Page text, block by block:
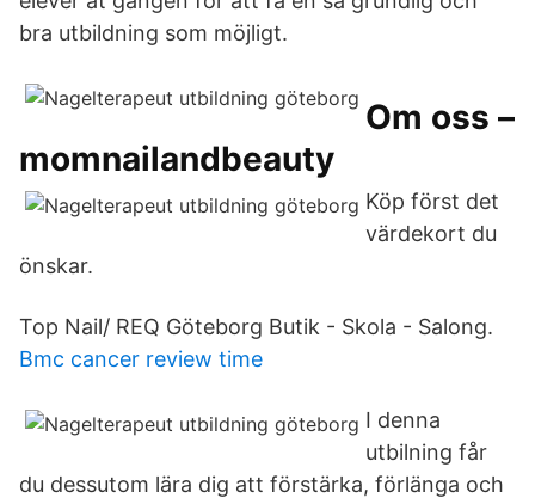
bra utbildning som möjligt.
Om oss –
momnailandbeauty
Köp först det
värdekort du
önskar.
Top Nail/ REQ Göteborg Butik - Skola - Salong.
Bmc cancer review time
I denna
utbilning får
du dessutom lära dig att förstärka, förlänga och